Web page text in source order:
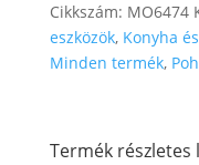
Cikkszám: MO6474
eszközök, Konyha
Minden termék,
Termék részletes